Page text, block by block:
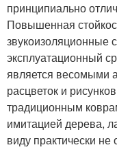
принципиально
Повышенная
звукоизоляционные
эксплуатационный
является весомыми
расцветок и
традиционным
имитацией дерева,
виду практически